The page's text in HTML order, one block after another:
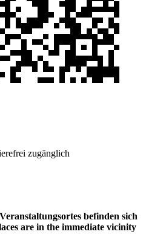
zugänglich
befinden sich
are in the immediate vicinity